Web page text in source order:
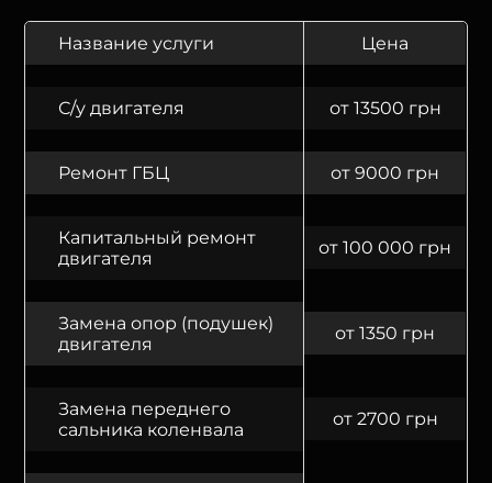
Название услуги Цена
С/у двигателя от 13500 грн
Ремонт ГБЦ от 9000 грн
Капитальный ремонт
двигателя
от 100 000 грн
Замена опор (подушек)
двигателя
от 1350 грн
Замена переднего
сальника коленвала
от 2700 грн